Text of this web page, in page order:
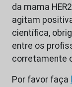
da mama
agitam
científica,
entre os
corretamente
Por favor faça